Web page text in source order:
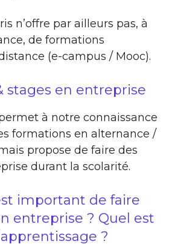
n’offre par ailleurs pas, à
de formations
(e-campus / Mooc).
stages en entreprise
à notre connaissance
formations en alternance /
propose de faire des
durant la scolarité.
important de faire
entreprise ? Quel est
?